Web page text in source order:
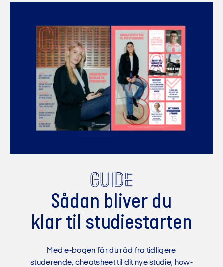
Guide
Sådan bliver du
klar til studiestarten
Med e-bogen får du råd fra tidligere
studerende, cheatsheet til dit nye studie, how-